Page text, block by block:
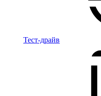
Тест-драйв